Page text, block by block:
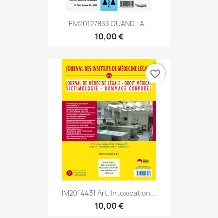
EM20127833 QUAND LA...
10,00 €
IM2014431 Art. Intoxication...
10,00 €
favorite_border